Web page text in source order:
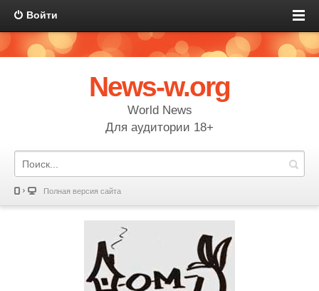
Войти
News-w.org
World News
Для аудитории 18+
Полная версия сайта